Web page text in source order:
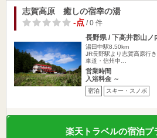
志賀高原 癒しの宿幸の湯
-点/ 0 件
長野県 / 下高井郡山ノ
湯田中駅8.50km
JR長野駅より志賀高原行
車道・信州中…
営業時間
入浴料金 ～
宿泊 スキー・スノボ
楽天トラベルの宿泊プ